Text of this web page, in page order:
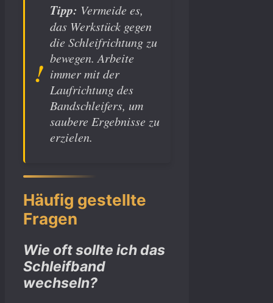
Tipp: Vermeide es,
das Werkstück gegen
die Schleifrichtung zu
bewegen. Arbeite
immer mit der
Laufrichtung des
Bandschleifers, um
saubere Ergebnisse zu
erzielen.
Häufig gestellte
Fragen
Wie oft sollte ich das
Schleifband
wechseln?